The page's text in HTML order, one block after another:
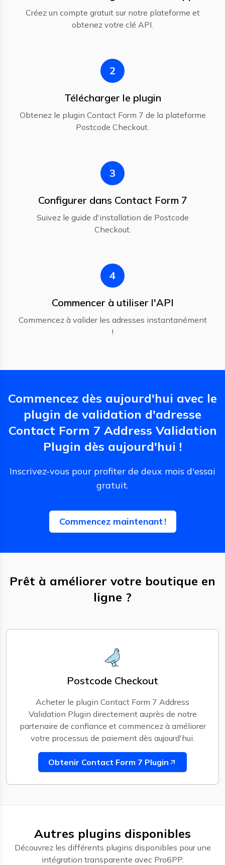
Créez un compte gratuit sur notre plateforme et
obtenez votre clé API.
2
Télécharger le plugin
Obtenez le plugin Contact Form 7 de la plateforme
Postcode Checkout.
3
Configurer dans Contact Form 7
Suivez le guide d'installation de Postcode
Checkout.
4
Commencer à utiliser l'API
Commencez à valider les adresses instantanément
!
Commencez dès aujourd'hui avec le
plugin de validation d'adresse
Contact Form 7 Address Validation
Plugin dès aujourd'hui !
Inscrivez-vous pour profiter de deux mois d'essai
gratuit.
Commencez maintenant !
Prêt à améliorer votre boutique en
ligne ?
Postcode Checkout
Acheter le plugin Contact Form 7 Address
Validation Plugin directement auprès de notre
partenaire de confiance et commencez à améliorer
votre processus de paiement dès aujourd'hui.
Obtenir Contact Form 7 Plugin
Autres plugins disponibles
Découvrez les différents plugins disponibles pour une
intégration transparente avec Pro6PP.